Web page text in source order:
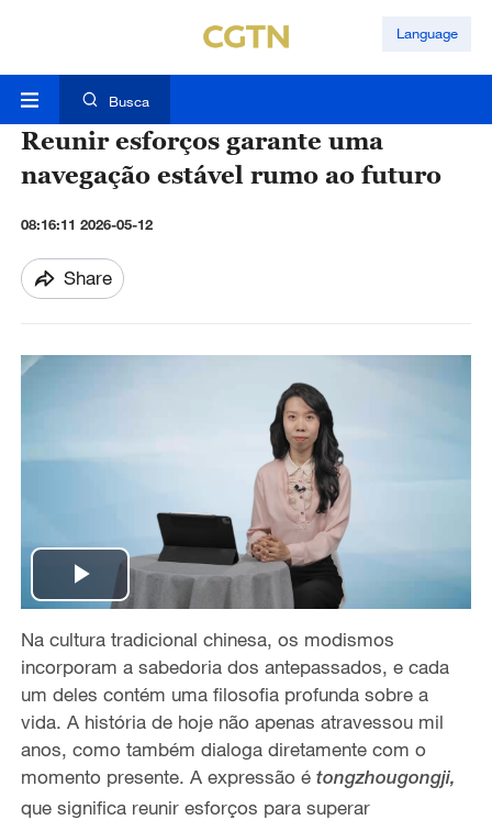
Language
Busca
Reunir esforços garante uma
navegação estável rumo ao futuro
08:16:11 2026-05-12
Share
P
l
a
y
V
Na cultura tradicional chinesa, os modismos
incorporam a sabedoria dos antepassados, e cada
um deles contém uma filosofia profunda sobre a
vida. A história de hoje não apenas atravessou mil
anos, como também dialoga diretamente com o
momento presente. A expressão é tongzhougongji,
que significa reunir esforços para superar